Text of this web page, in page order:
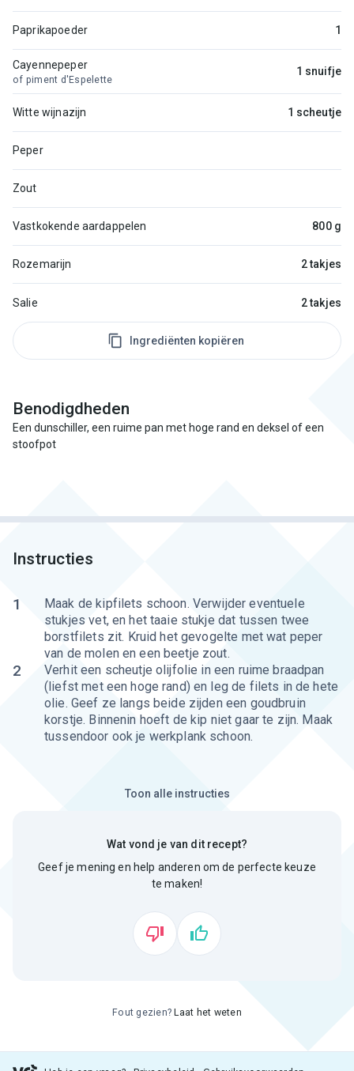
Paprikapoeder 1
Cayennepeper
of piment d'Espelette
1 snuifje
Witte wijnazijn 1 scheutje
Peper
Zout
Vastkokende aardappelen 800 g
Rozemarijn 2 takjes
Salie 2 takjes
Ingrediënten kopiëren
Benodigdheden
Een dunschiller, een ruime pan met hoge rand en deksel of een
stoofpot
Instructies
1
Maak de kipfilets schoon. Verwijder eventuele
stukjes vet, en het taaie stukje dat tussen twee
borstfilets zit. Kruid het gevogelte met wat peper
van de molen en een beetje zout.
2
Verhit een scheutje olijfolie in een ruime braadpan
(liefst met een hoge rand) en leg de filets in de hete
olie. Geef ze langs beide zijden een goudbruin
korstje. Binnenin hoeft de kip niet gaar te zijn. Maak
tussendoor ook je werkplank schoon.
Toon alle instructies
Wat vond je van dit recept?
Geef je mening en help anderen om de perfecte keuze
te maken!
Fout gezien? Laat het weten